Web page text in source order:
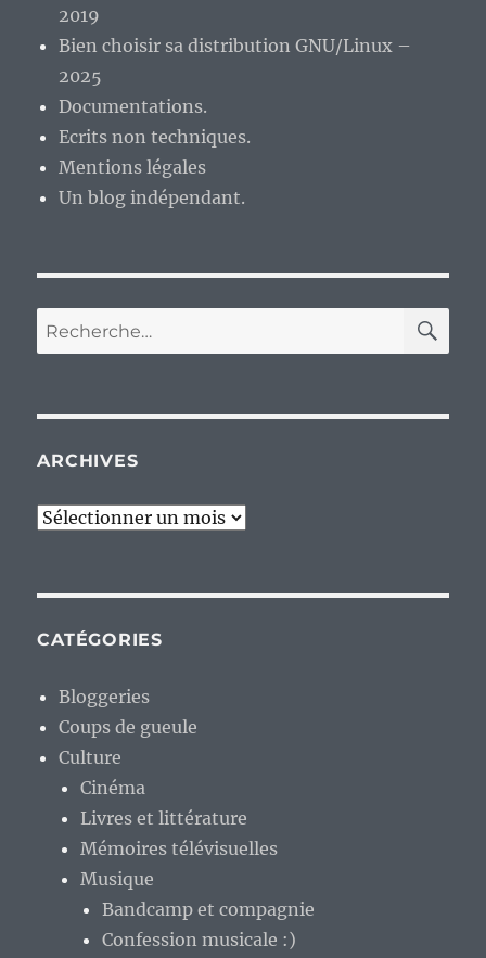
2019
Bien choisir sa distribution GNU/Linux –
2025
Documentations.
Ecrits non techniques.
Mentions légales
Un blog indépendant.
Recherche
pour :
ARCHIVES
Archives
CATÉGORIES
Bloggeries
Coups de gueule
Culture
Cinéma
Livres et littérature
Mémoires télévisuelles
Musique
Bandcamp et compagnie
Confession musicale :)